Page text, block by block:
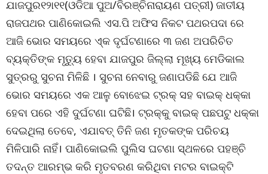
ଯାଜପୁର୧୨ା୧୧(ଓଡିଆ ପୁଅ/ବିରଞ୍ଚିନାରାୟଣ ପତ୍ରୀ) ଜାତୀୟ
ରାଜପଥର ପାଣିକୋଇଲି ଏସ.ପି ଅଫିସ ନିକଟ ପଥରପଦା ରେ
ଆଜି ଭୋର ସମୟରେ ଏ୍‌କ ଦୃର୍ଘଟଣାରେ ୩ ଜଣ ଅପରିଚିତ
ବ୍ୟକ୍ତିଙ୍କ ମୃତ୍ୟୁ ହେବା ଯାଜପୁର ଜିଲ୍ଲା ମୂଖ୍ୟ ମେଡିକାଲ
ସୁତ୍ରରୁ ସୁଚନା ମିଳିଛି । ସୁଚନା ନେବାରୁ ଜଣାପଡିଛି ଯେ ଆଜି
ଭୋର ସମୟରେ ଏକ ଆଳୁ ବୋଝେଇ ଟ୍ରକ୍ ସହ ବାଇକ୍ ଧକ୍କା
ହେବା ପରେ ଏହି ଦୁର୍ଘଟଣା ଘଟିଛି। ଟ୍ରକ୍‌କୁ ବାଇକ୍ ପଛପଟୁ ଧକ୍କା
ଦେଇଥିଲା ‌ତେବେ, ଏଯାବତ୍ ତିନି ଜଣ ମୃତକଙ୍କ ପରିଚୟ
ମିଳିପାରି ନାହିଁ। ପାଣିକୋଇଲି ପୁଲିସ ଘଟଣା ସ୍ଥଳରେ ପହଞ୍ଚି
ତଦନ୍ତ ଆରମ୍ଭ କରି ମୃତବରଣ କରିଥିବା ମଟର ବାଇକ୍‌ଟି